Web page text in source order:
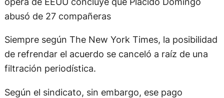
abusó de 27 compañeras
Siempre según The New York Times, la posibilidad
de refrendar el acuerdo se canceló a raíz de una
filtración periodística.
Según el sindicato, sin embargo, ese pago